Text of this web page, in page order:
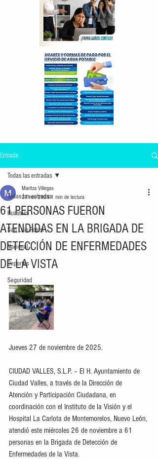
Entrada
Todas las entradas
Huasteca
San Luis Potosí
Nacional
Deportes
Seguridad
Todas las entradas
61 PERSONAS FUERON
ATENDIDAS EN LA BRIGADA DE
DETECCIÓN DE ENFERMEDADES
DE LA VISTA
Maritza Villegas
27 nov 20251 min de lectura
Jueves 27 de noviembre de 2025.
CIUDAD VALLES, S.L.P. – El H. Ayuntamiento de
Ciudad Valles, a través de la Dirección de
Atención y Participación Ciudadana, en
coordinación con el Instituto de la Visión y el
Hospital La Carlota de Montemorelos, Nuevo León,
atendió este miércoles 26 de noviembre a 61
personas en la Brigada de Detección de
Enfermedades de la Vista.